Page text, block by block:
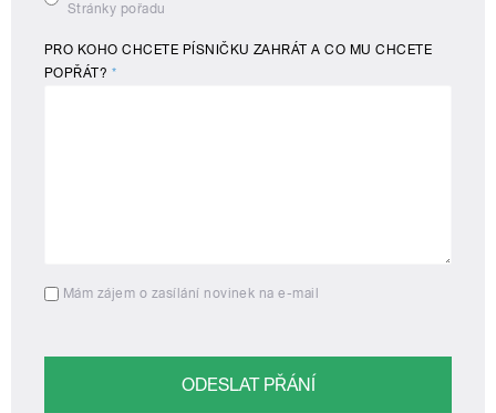
Stránky pořadu
PRO KOHO CHCETE PÍSNIČKU ZAHRÁT A CO MU CHCETE
POPŘÁT? *
Mám zájem o zasílání novinek na e-mail